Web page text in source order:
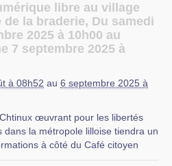
tech, avec démonstrations,
et animations pour petits et
pour reconditionner des ordis,
des outils numériques plus beaux,
pour nos usages existent.
clubs locales peuvent nous
des coups de main.
libre au village
de la braderie, Du samedi
2025 à 10h00 au
7 septembre 2025 à
à 08h52 au 6 septembre 2025 à
œuvrant pour les libertés
dans la métropole lilloise tiendra un
à côté du Café citoyen